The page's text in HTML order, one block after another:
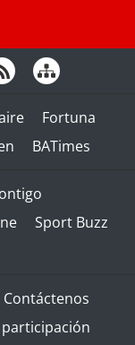
Fortuna
BATimes
Sport Buzz
Contáctenos
participación